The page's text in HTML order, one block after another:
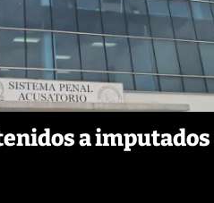
a imputados